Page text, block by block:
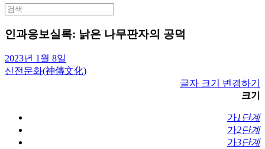
Search
for:
인과응보실록: 낡은 나무판자의 공덕
2023년 1월 8일
신전문화(神傳文化)
글자 크기 변경하기
크기
가1단계
가2단계
가3단계